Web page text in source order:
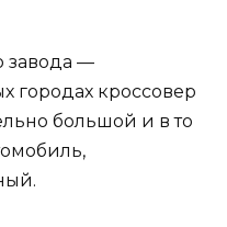
завода —
городах кроссовер
большой и в то